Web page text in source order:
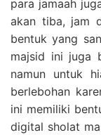
para jamaah
akan tiba, jam
bentuk yang
majsid ini juga
namun untuk
berlebohan
ini memiliki
digital sholat